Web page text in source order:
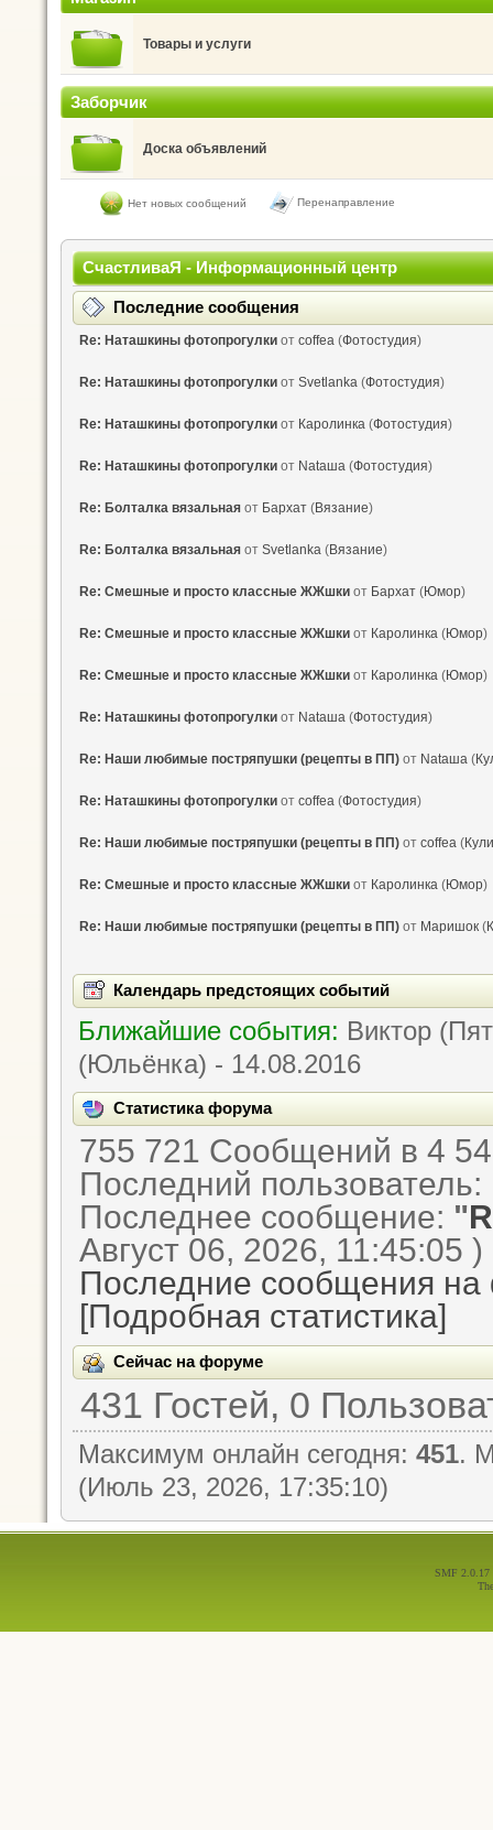
Товары и услуги
Заборчик
Доска объявлений
Нет новых сообщений Перенаправление
СчастливаЯ - Информационный центр
Последние сообщения
Re: Наташкины фотопрогулки от coffea (Фотостудия)
Re: Наташкины фотопрогулки от Svetlanka (Фотостудия)
Re: Наташкины фотопрогулки от Каролинка (Фотостудия)
Re: Наташкины фотопрогулки от Nataшa (Фотостудия)
Re: Болталка вязальная от Бархат (Вязание)
Re: Болталка вязальная от Svetlanka (Вязание)
Re: Смешные и просто классные ЖЖшки от Бархат (Юмор)
Re: Смешные и просто классные ЖЖшки от Каролинка (Юмор)
Re: Смешные и просто классные ЖЖшки от Каролинка (Юмор)
Re: Наташкины фотопрогулки от Nataшa (Фотостудия)
Re: Наши любимые постряпушки (рецепты в ПП) от Nataшa (
Re: Наташкины фотопрогулки от coffea (Фотостудия)
Re: Наши любимые постряпушки (рецепты в ПП) от coffea (
Re: Смешные и просто классные ЖЖшки от Каролинка (Юмор)
Re: Наши любимые постряпушки (рецепты в ПП) от Маришок (
Календарь предстоящих событий
Ближайшие события: Виктор
(Юльёнка) - 14.08.2016
Статистика форума
755 721 Сообщений в 4
Последний пользователь:
Последнее сообщение: "
Август 06, 2026, 11:45:05 )
Последние сообщения
[Подробная статистика]
Сейчас на форуме
431 Гостей, 0
Максимум онлайн сегодня: 451.
(Июль 23, 2026, 17:35:10)
SMF 2.0.17